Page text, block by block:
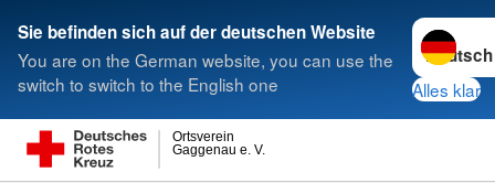
Sie befinden sich auf der deutschen Website
You are on the German website, you can use the
switch to switch to the English one
Sprache
Alles klar
Gaggenau e. V.
Ortsverein
Suche